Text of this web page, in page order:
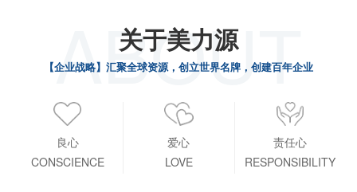
ABOUT
关于美力源
【企业战略】汇聚全球资源，创立世界名牌，创建百年企业
良心
CONSCIENCE
爱心
LOVE
责任心
RESPONSIBILITY